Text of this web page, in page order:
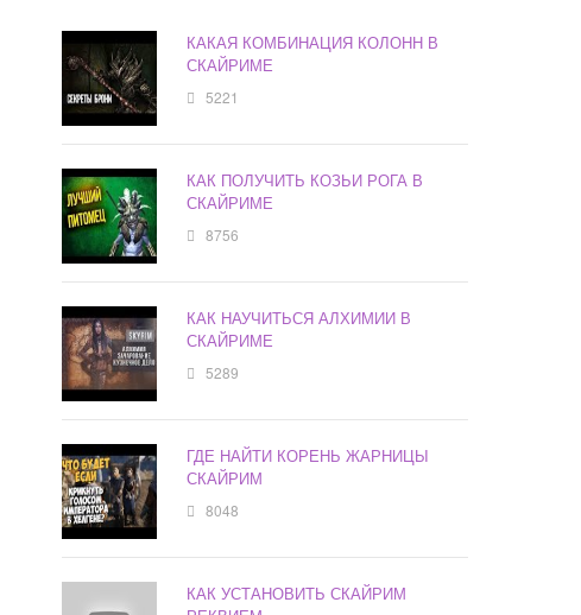
КАКАЯ КОМБИНАЦИЯ КОЛОНН В
СКАЙРИМЕ
5221
КАК ПОЛУЧИТЬ КОЗЬИ РОГА В
СКАЙРИМЕ
8756
КАК НАУЧИТЬСЯ АЛХИМИИ В
СКАЙРИМЕ
5289
ГДЕ НАЙТИ КОРЕНЬ ЖАРНИЦЫ
СКАЙРИМ
8048
КАК УСТАНОВИТЬ СКАЙРИМ